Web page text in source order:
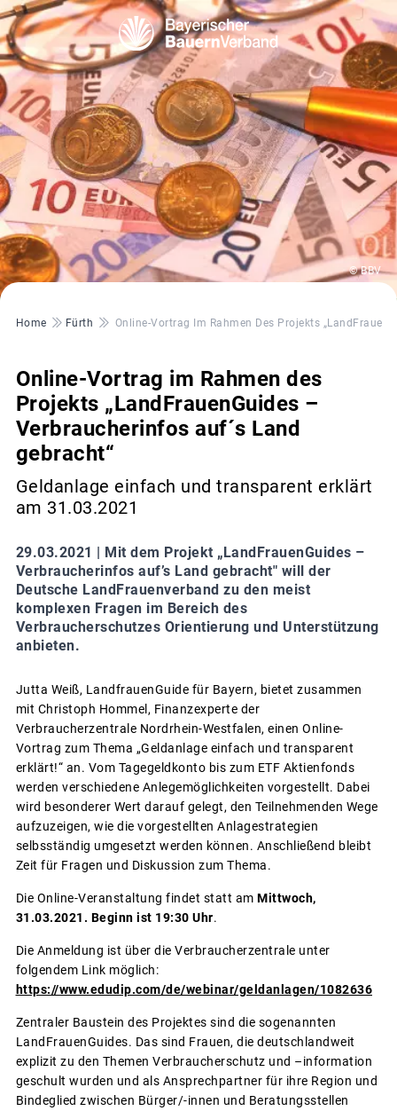
© BBV
Pfadnavigation
Home Fürth Online-Vortrag Im Rahmen Des Projekts
Online-Vortrag im Rahmen des
Projekts „LandFrauenGuides –
Verbraucherinfos auf´s Land
gebracht“
Geldanlage einfach und transparent erklärt
am 31.03.2021
29.03.2021 | Mit dem Projekt „LandFrauenGuides –
Verbraucherinfos auf’s Land gebracht" will der
Deutsche LandFrauenverband zu den meist
komplexen Fragen im Bereich des
Verbraucherschutzes Orientierung und Unterstützung
anbieten.
Jutta Weiß, LandfrauenGuide für Bayern, bietet zusammen
mit Christoph Hommel, Finanzexperte der
Verbraucherzentrale Nordrhein-Westfalen, einen Online-
Vortrag zum Thema „Geldanlage einfach und transparent
erklärt!“ an. Vom Tagegeldkonto bis zum ETF Aktienfonds
werden verschiedene Anlegemöglichkeiten vorgestellt. Dabei
wird besonderer Wert darauf gelegt, den Teilnehmenden Wege
aufzuzeigen, wie die vorgestellten Anlagestrategien
selbsständig umgesetzt werden können. Anschließend bleibt
Zeit für Fragen und Diskussion zum Thema.
Die Online-Veranstaltung findet statt am Mittwoch,
31.03.2021. Beginn ist 19:30 Uhr.
Die Anmeldung ist über die Verbraucherzentrale unter
folgendem Link möglich:
https://www.edudip.com/de/webinar/geldanlagen/1082636
Zentraler Baustein des Projektes sind die sogenannten
LandFrauenGuides. Das sind Frauen, die deutschlandweit
explizit zu den Themen Verbraucherschutz und –information
geschult wurden und als Ansprechpartner für ihre Region und
Bindeglied zwischen Bürger/-innen und Beratungsstellen